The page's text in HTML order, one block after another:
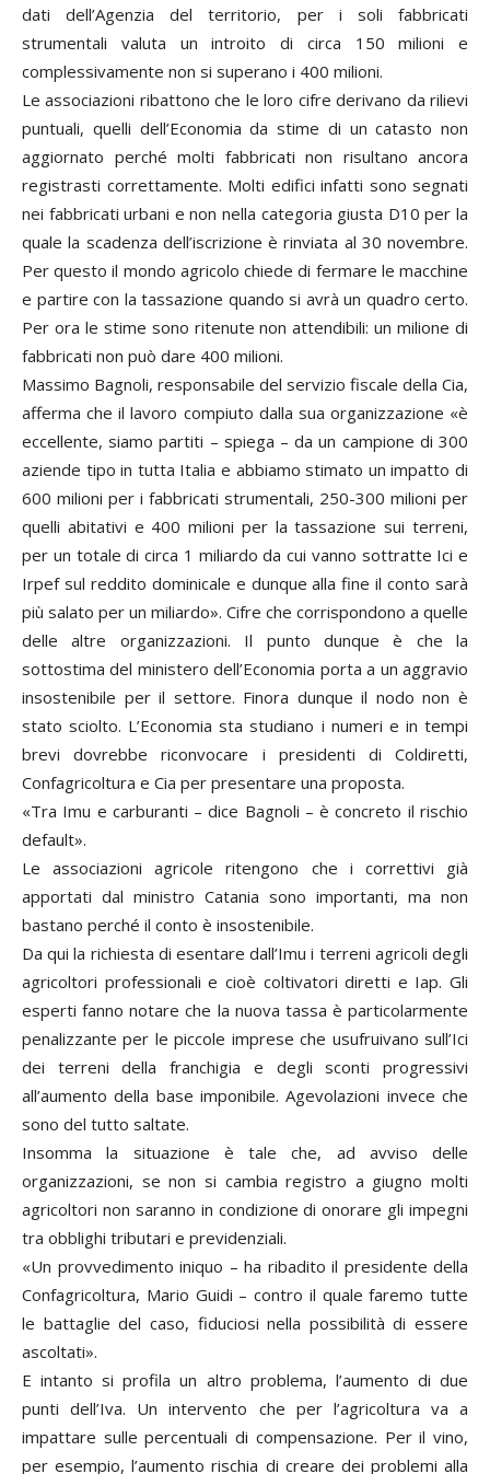
dati dell’Agenzia del territorio, per i soli fabbricati
strumentali valuta un introito di circa 150 milioni e
complessivamente non si superano i 400 milioni.
Le associazioni ribattono che le loro cifre derivano da rilievi
puntuali, quelli dell’Economia da stime di un catasto non
aggiornato perché molti fabbricati non risultano ancora
registrasti correttamente. Molti edifici infatti sono segnati
nei fabbricati urbani e non nella categoria giusta D10 per la
quale la scadenza dell’iscrizione è rinviata al 30 novembre.
Per questo il mondo agricolo chiede di fermare le macchine
e partire con la tassazione quando si avrà un quadro certo.
Per ora le stime sono ritenute non attendibili: un milione di
fabbricati non può dare 400 milioni.
Massimo Bagnoli, responsabile del servizio fiscale della Cia,
afferma che il lavoro compiuto dalla sua organizzazione «è
eccellente, siamo partiti – spiega – da un campione di 300
aziende tipo in tutta Italia e abbiamo stimato un impatto di
600 milioni per i fabbricati strumentali, 250-300 milioni per
quelli abitativi e 400 milioni per la tassazione sui terreni,
per un totale di circa 1 miliardo da cui vanno sottratte Ici e
Irpef sul reddito dominicale e dunque alla fine il conto sarà
più salato per un miliardo». Cifre che corrispondono a quelle
delle altre organizzazioni. Il punto dunque è che la
sottostima del ministero dell’Economia porta a un aggravio
insostenibile per il settore. Finora dunque il nodo non è
stato sciolto. L’Economia sta studiano i numeri e in tempi
brevi dovrebbe riconvocare i presidenti di Coldiretti,
Confagricoltura e Cia per presentare una proposta.
«Tra Imu e carburanti – dice Bagnoli – è concreto il rischio
default».
Le associazioni agricole ritengono che i correttivi già
apportati dal ministro Catania sono importanti, ma non
bastano perché il conto è insostenibile.
Da qui la richiesta di esentare dall’Imu i terreni agricoli degli
agricoltori professionali e cioè coltivatori diretti e Iap. Gli
esperti fanno notare che la nuova tassa è particolarmente
penalizzante per le piccole imprese che usufruivano sull’Ici
dei terreni della franchigia e degli sconti progressivi
all’aumento della base imponibile. Agevolazioni invece che
sono del tutto saltate.
Insomma la situazione è tale che, ad avviso delle
organizzazioni, se non si cambia registro a giugno molti
agricoltori non saranno in condizione di onorare gli impegni
tra obblighi tributari e previdenziali.
«Un provvedimento iniquo – ha ribadito il presidente della
Confagricoltura, Mario Guidi – contro il quale faremo tutte
le battaglie del caso, fiduciosi nella possibilità di essere
ascoltati».
E intanto si profila un altro problema, l’aumento di due
punti dell’Iva. Un intervento che per l’agricoltura va a
impattare sulle percentuali di compensazione. Per il vino,
per esempio, l’aumento rischia di creare dei problemi alla